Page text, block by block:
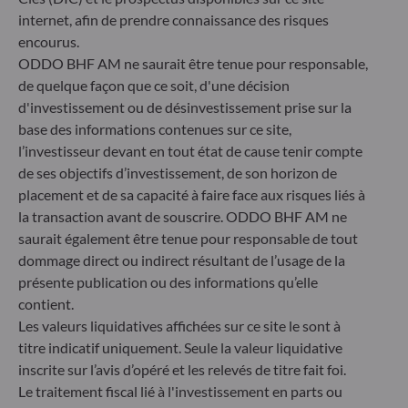
Herzogstraße 15
40217 Düsseldorf
Allemagne
+49 (0) 211 239 24 01
Gallusanlage 8
60329 Frankfurt am Main
Allemagne
+49 (0) 69 920 50 0
Société de Gestion de Portefeuille agréée par la
Bundesanstalt für Finanzdienstleistungsaufsicht (« BaFin »)
Enregistrement commercial : HRB 11971 tribunal local de
Düsseldorf
ODDO BHF Asset Management LUX
6, rue Gabriel Lippmann
L-5365 Munsbach
Luxembourg
internet, afin de prendre connaissance des risques
encourus.
ODDO BHF AM ne saurait être tenue pour responsable,
de quelque façon que ce soit, d'une décision
d'investissement ou de désinvestissement prise sur la
base des informations contenues sur ce site,
l’investisseur devant en tout état de cause tenir compte
de ses objectifs d’investissement, de son horizon de
placement et de sa capacité à faire face aux risques liés à
la transaction avant de souscrire. ODDO BHF AM ne
saurait également être tenue pour responsable de tout
dommage direct ou indirect résultant de l’usage de la
présente publication ou des informations qu’elle
contient.
Les valeurs liquidatives affichées sur ce site le sont à
titre indicatif uniquement. Seule la valeur liquidative
inscrite sur l’avis d’opéré et les relevés de titre fait foi.
Le traitement fiscal lié à l'investissement en parts ou